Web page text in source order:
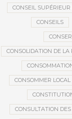
CONSEIL
CONSEILS
CONSOLIDATION DE LA
CONSOMMER LOCAL
CONSULTATION